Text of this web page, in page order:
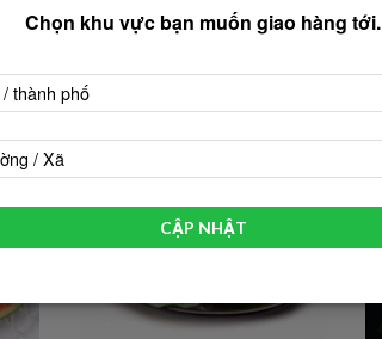
Chọn khu vực bạn muốn giao hàng tới.
thành phố
/ Xã
CẬP NHẬT